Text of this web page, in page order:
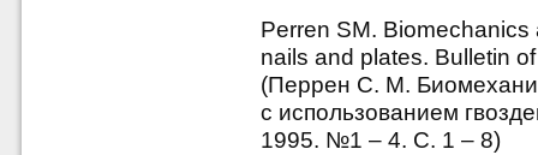
Perren SM.
nails and plates. Bulletin
(Перрен С. М.
с использованием
1995. №1 – 4. С. 1 – 8)